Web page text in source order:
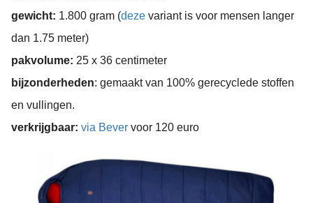
gewicht: 1.800 gram (deze variant is voor mensen langer
dan 1.75 meter)
pakvolume: 25 x 36 centimeter
bijzonderheden: gemaakt van 100% gerecyclede stoffen
en vullingen.
verkrijgbaar: via Bever voor 120 euro